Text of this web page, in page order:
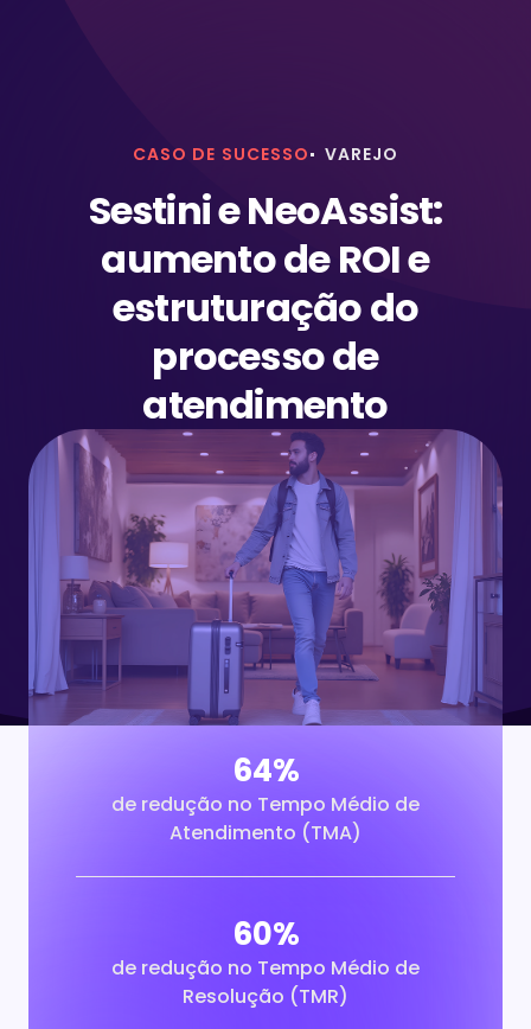
CASO DE SUCESSO VAREJO
Sestini e NeoAssist:
aumento de ROI e
estruturação do
processo de
atendimento
64%
de redução no Tempo Médio de
Atendimento (TMA)
60%
de redução no Tempo Médio de
Resolução (TMR)